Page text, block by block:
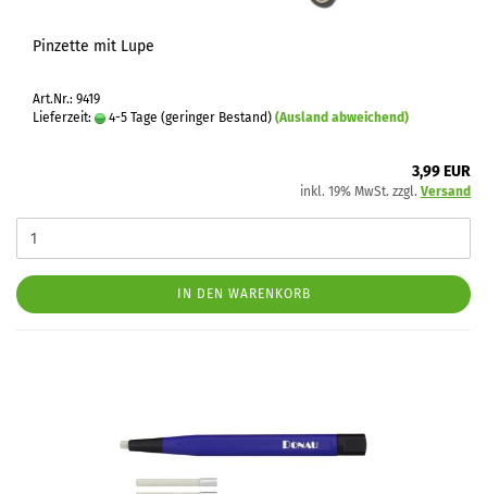
Pinzette mit Lupe
Art.Nr.: 9419
Lieferzeit:
4-5 Tage (geringer Bestand) (Ausland abweichend)
3,99 EUR
inkl. 19% MwSt. zzgl. Versand
IN DEN WARENKORB